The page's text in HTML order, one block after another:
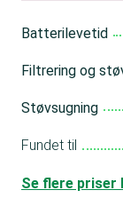
Batterilevetid
Filtrering og
Støvsugning
Fundet til
Se flere priser